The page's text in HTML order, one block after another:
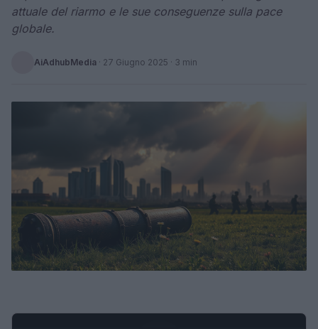
attuale del riarmo e le sue conseguenze sulla pace
globale.
AiAdhubMedia · 27 Giugno 2025 · 3 min